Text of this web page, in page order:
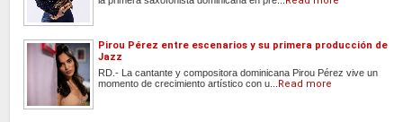
Pirou Pérez entre escenarios y su primera producción de
Jazz
RD.- La cantante y compositora dominicana Pirou Pérez vive un
momento de crecimiento artístico con u... Read more